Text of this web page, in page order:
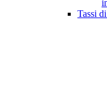
Tassi